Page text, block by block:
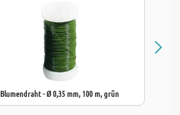
Blumendraht - Ø 0,35 mm, 100 m, grün